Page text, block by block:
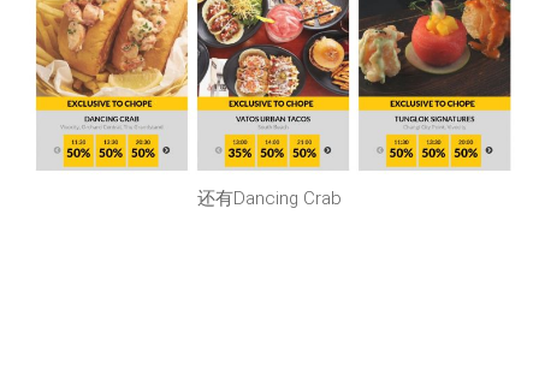
还有Dancing Crab